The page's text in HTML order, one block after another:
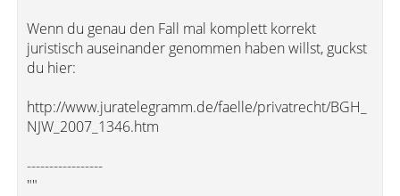
Wenn du genau den Fall mal komplett korrekt
juristisch auseinander genommen haben willst, guckst
du hier:
http://www.juratelegramm.de/faelle/privatrecht/BGH_
NJW_2007_1346.htm
-----------------
""